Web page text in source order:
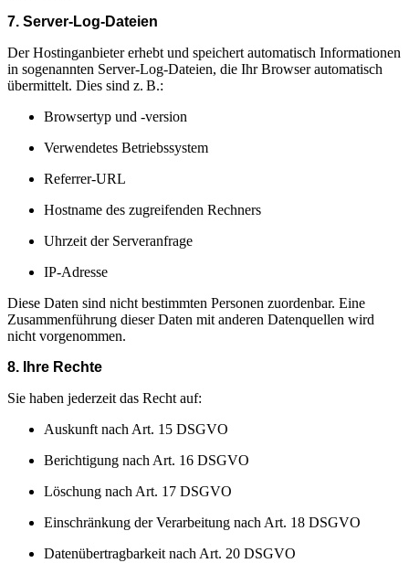
7. Server-Log-Dateien
Der Hostinganbieter erhebt und speichert automatisch Informationen
in sogenannten Server-Log-Dateien, die Ihr Browser automatisch
übermittelt. Dies sind z. B.:
Browsertyp und -version
Verwendetes Betriebssystem
Referrer-URL
Hostname des zugreifenden Rechners
Uhrzeit der Serveranfrage
IP-Adresse
Diese Daten sind nicht bestimmten Personen zuordenbar. Eine
Zusammenführung dieser Daten mit anderen Datenquellen wird
nicht vorgenommen.
8. Ihre Rechte
Sie haben jederzeit das Recht auf:
Auskunft nach Art. 15 DSGVO
Berichtigung nach Art. 16 DSGVO
Löschung nach Art. 17 DSGVO
Einschränkung der Verarbeitung nach Art. 18 DSGVO
Datenübertragbarkeit nach Art. 20 DSGVO